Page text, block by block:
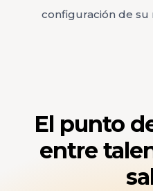
configuración de su
El punto
entre